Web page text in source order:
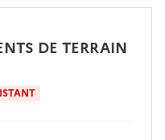
DE TERRAIN